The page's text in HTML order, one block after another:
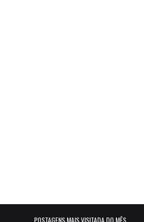
POSTAGENS MAIS VISITADA DO MÊS